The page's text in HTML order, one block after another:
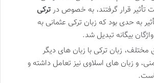
تأثیر قرار گرفتند، به خصوص درترکی
به حدی بود که زبان ترکی عثمانی به
بیگانه تبدیل شد.
مختلف، زبان ترکی با زبان های دیگر
و زبان های اسلاوی نیز تعامل داشته و
است.